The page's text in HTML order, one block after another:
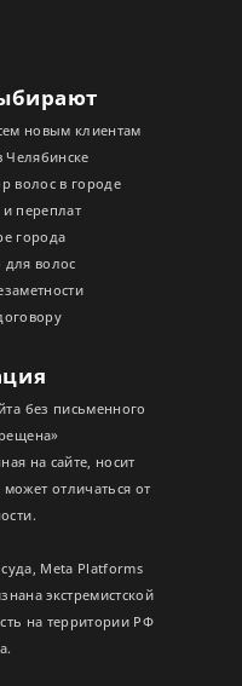
новым клиентам
Челябинске
волос в городе
и переплат
города
для волос
без письменного
на сайте, носит
отличаться от
Meta Platforms
экстремистской
на территории РФ